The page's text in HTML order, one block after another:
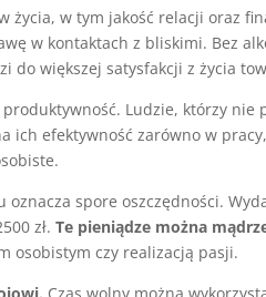
życia, w tym jakość relacji oraz
w kontaktach z bliskimi. Bez
do większej satysfakcji z życia
Ludzie, którzy nie
ich efektywność zarówno w
oznacza spore oszczędności.
zł.Te pieniądze można
osobistym czy realizacją pasji.